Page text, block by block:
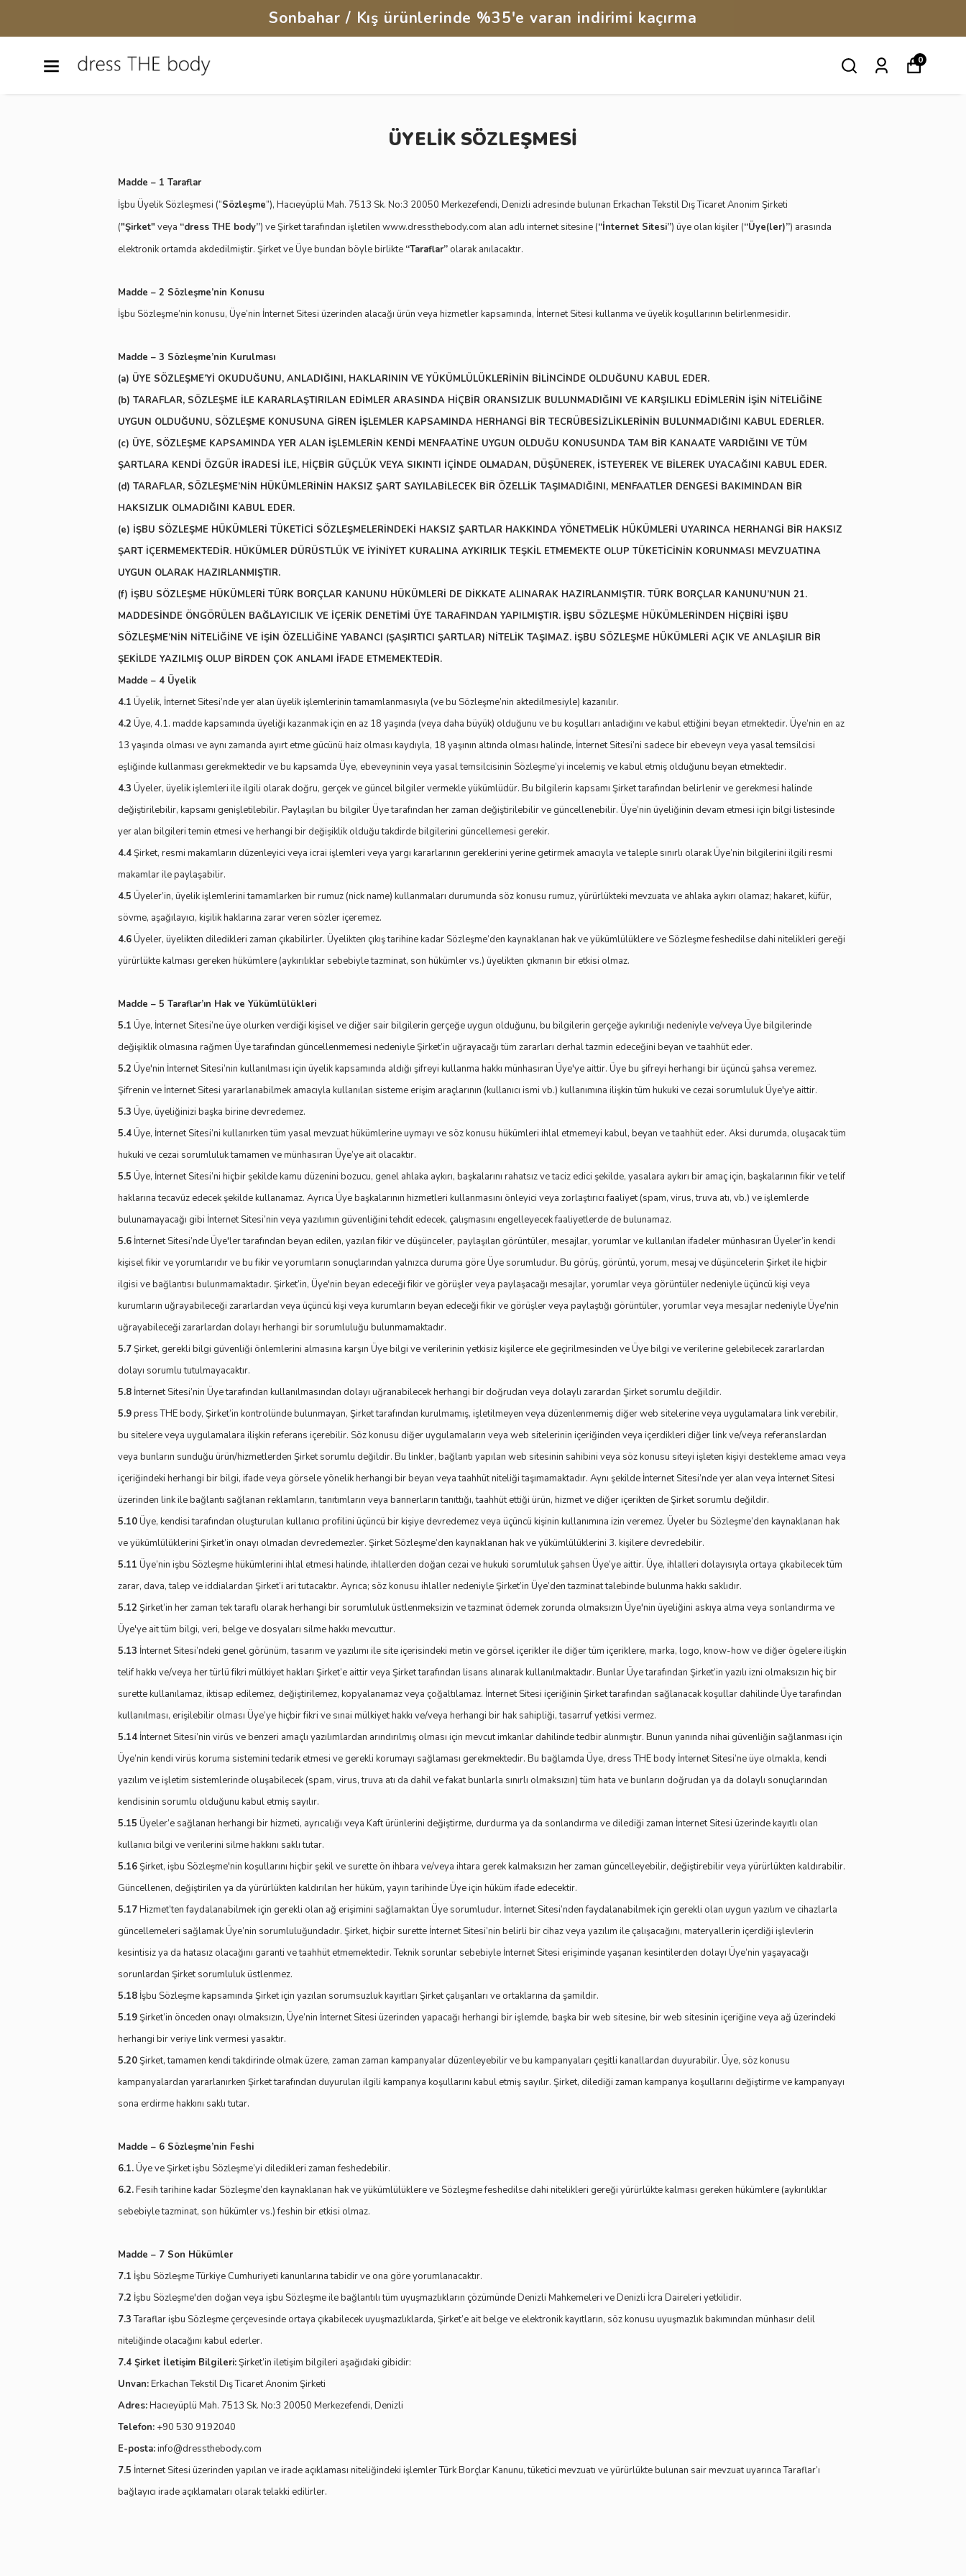
Sonbahar / Kış ürünlerinde %35'e varan indirimi kaçırma
0
ÜYELİK SÖZLEŞMESİ
Madde – 1 Taraflar
İşbu Üyelik Sözleşmesi (“Sözleşme”), Hacıeyüplü Mah. 7513 Sk. No:3 20050 Merkezefendi, Denizli adresinde bulunan Erkachan Tekstil Dış Ticaret Anonim Şirketi
("Şirket" veya “dress THE body”) ve Şirket tarafından işletilen www.dressthebody.com alan adlı internet sitesine (“İnternet Sitesi”) üye olan kişiler (“Üye(ler)”) arasında
elektronik ortamda akdedilmiştir. Şirket ve Üye bundan böyle birlikte “Taraflar” olarak anılacaktır.
Madde – 2 Sözleşme’nin Konusu
İşbu Sözleşme’nin konusu, Üye’nin İnternet Sitesi üzerinden alacağı ürün veya hizmetler kapsamında, İnternet Sitesi kullanma ve üyelik koşullarının belirlenmesidir.
Madde – 3 Sözleşme’nin Kurulması
(a) ÜYE SÖZLEŞME’Yİ OKUDUĞUNU, ANLADIĞINI, HAKLARININ VE YÜKÜMLÜLÜKLERİNİN BİLİNCİNDE OLDUĞUNU KABUL EDER.
(b) TARAFLAR, SÖZLEŞME İLE KARARLAŞTIRILAN EDİMLER ARASINDA HİÇBİR ORANSIZLIK BULUNMADIĞINI VE KARŞILIKLI EDİMLERİN İŞİN NİTELİĞİNE
UYGUN OLDUĞUNU, SÖZLEŞME KONUSUNA GİREN İŞLEMLER KAPSAMINDA HERHANGİ BİR TECRÜBESİZLİKLERİNİN BULUNMADIĞINI KABUL EDERLER.
(c) ÜYE, SÖZLEŞME KAPSAMINDA YER ALAN İŞLEMLERİN KENDİ MENFAATİNE UYGUN OLDUĞU KONUSUNDA TAM BİR KANAATE VARDIĞINI VE TÜM
ŞARTLARA KENDİ ÖZGÜR İRADESİ İLE, HİÇBİR GÜÇLÜK VEYA SIKINTI İÇİNDE OLMADAN, DÜŞÜNEREK, İSTEYEREK VE BİLEREK UYACAĞINI KABUL EDER.
(d) TARAFLAR, SÖZLEŞME’NİN HÜKÜMLERİNİN HAKSIZ ŞART SAYILABİLECEK BİR ÖZELLİK TAŞIMADIĞINI, MENFAATLER DENGESİ BAKIMINDAN BİR
HAKSIZLIK OLMADIĞINI KABUL EDER.
(e) İŞBU SÖZLEŞME HÜKÜMLERİ TÜKETİCİ SÖZLEŞMELERİNDEKİ HAKSIZ ŞARTLAR HAKKINDA YÖNETMELİK HÜKÜMLERİ UYARINCA HERHANGİ BİR HAKSIZ
ŞART İÇERMEMEKTEDİR. HÜKÜMLER DÜRÜSTLÜK VE İYİNİYET KURALINA AYKIRILIK TEŞKİL ETMEMEKTE OLUP TÜKETİCİNİN KORUNMASI MEVZUATINA
UYGUN OLARAK HAZIRLANMIŞTIR.
(f) İŞBU SÖZLEŞME HÜKÜMLERİ TÜRK BORÇLAR KANUNU HÜKÜMLERİ DE DİKKATE ALINARAK HAZIRLANMIŞTIR. TÜRK BORÇLAR KANUNU’NUN 21.
MADDESİNDE ÖNGÖRÜLEN BAĞLAYICILIK VE İÇERİK DENETİMİ ÜYE TARAFINDAN YAPILMIŞTIR. İŞBU SÖZLEŞME HÜKÜMLERİNDEN HİÇBİRİ İŞBU
SÖZLEŞME’NİN NİTELİĞİNE VE İŞİN ÖZELLİĞİNE YABANCI (ŞAŞIRTICI ŞARTLAR) NİTELİK TAŞIMAZ. İŞBU SÖZLEŞME HÜKÜMLERİ AÇIK VE ANLAŞILIR BİR
ŞEKİLDE YAZILMIŞ OLUP BİRDEN ÇOK ANLAMI İFADE ETMEMEKTEDİR.
Madde – 4 Üyelik
4.1 Üyelik, İnternet Sitesi’nde yer alan üyelik işlemlerinin tamamlanmasıyla (ve bu Sözleşme’nin aktedilmesiyle) kazanılır.
4.2 Üye, 4.1. madde kapsamında üyeliği kazanmak için en az 18 yaşında (veya daha büyük) olduğunu ve bu koşulları anladığını ve kabul ettiğini beyan etmektedir. Üye’nin en az
13 yaşında olması ve aynı zamanda ayırt etme gücünü haiz olması kaydıyla, 18 yaşının altında olması halinde, İnternet Sitesi’ni sadece bir ebeveyn veya yasal temsilcisi
eşliğinde kullanması gerekmektedir ve bu kapsamda Üye, ebeveyninin veya yasal temsilcisinin Sözleşme’yi incelemiş ve kabul etmiş olduğunu beyan etmektedir.
4.3 Üyeler, üyelik işlemleri ile ilgili olarak doğru, gerçek ve güncel bilgiler vermekle yükümlüdür. Bu bilgilerin kapsamı Şirket tarafından belirlenir ve gerekmesi halinde
değiştirilebilir, kapsamı genişletilebilir. Paylaşılan bu bilgiler Üye tarafından her zaman değiştirilebilir ve güncellenebilir. Üye’nin üyeliğinin devam etmesi için bilgi listesinde
yer alan bilgileri temin etmesi ve herhangi bir değişiklik olduğu takdirde bilgilerini güncellemesi gerekir.
4.4Şirket, resmi makamların düzenleyici veya icrai işlemleri veya yargı kararlarının gereklerini yerine getirmek amacıyla ve taleple sınırlı olarak Üye’nin bilgilerini ilgili resmi
makamlar ile paylaşabilir.
4.5 Üyeler’in, üyelik işlemlerini tamamlarken bir rumuz (nick name) kullanmaları durumunda söz konusu rumuz, yürürlükteki mevzuata ve ahlaka aykırı olamaz; hakaret, küfür,
sövme, aşağılayıcı, kişilik haklarına zarar veren sözler içeremez.
4.6Üyeler, üyelikten diledikleri zaman çıkabilirler. Üyelikten çıkış tarihine kadar Sözleşme’den kaynaklanan hak ve yükümlülüklere ve Sözleşme feshedilse dahi nitelikleri gereği
yürürlükte kalması gereken hükümlere (aykırılıklar sebebiyle tazminat, son hükümler vs.) üyelikten çıkmanın bir etkisi olmaz.
Madde – 5 Taraflar’ın Hak ve Yükümlülükleri
5.1 Üye, İnternet Sitesi’ne üye olurken verdiği kişisel ve diğer sair bilgilerin gerçeğe uygun olduğunu, bu bilgilerin gerçeğe aykırılığı nedeniyle ve/veya Üye bilgilerinde
değişiklik olmasına rağmen Üye tarafından güncellenmemesi nedeniyle Şirket’in uğrayacağı tüm zararları derhal tazmin edeceğini beyan ve taahhüt eder.
5.2 Üye'nin İnternet Sitesi’nin kullanılması için üyelik kapsamında aldığı şifreyi kullanma hakkı münhasıran Üye'ye aittir. Üye bu şifreyi herhangi bir üçüncü şahsa veremez.
Şifrenin ve İnternet Sitesi yararlanabilmek amacıyla kullanılan sisteme erişim araçlarının (kullanıcı ismi vb.) kullanımına ilişkin tüm hukuki ve cezai sorumluluk Üye'ye aittir.
5.3 Üye, üyeliğinizi başka birine devredemez.
5.4Üye, İnternet Sitesi’ni kullanırken tüm yasal mevzuat hükümlerine uymayı ve söz konusu hükümleri ihlal etmemeyi kabul, beyan ve taahhüt eder. Aksi durumda, oluşacak tüm
hukuki ve cezai sorumluluk tamamen ve münhasıran Üye’ye ait olacaktır.
5.5 Üye, İnternet Sitesi’ni hiçbir şekilde kamu düzenini bozucu, genel ahlaka aykırı, başkalarını rahatsız ve taciz edici şekilde, yasalara aykırı bir amaç için, başkalarının fikir ve telif
haklarına tecavüz edecek şekilde kullanamaz. Ayrıca Üye başkalarının hizmetleri kullanmasını önleyici veya zorlaştırıcı faaliyet (spam, virus, truva atı, vb.) ve işlemlerde
bulunamayacağı gibi İnternet Sitesi’nin veya yazılımın güvenliğini tehdit edecek, çalışmasını engelleyecek faaliyetlerde de bulunamaz.
5.6 İnternet Sitesi’nde Üye'ler tarafından beyan edilen, yazılan fikir ve düşünceler, paylaşılan görüntüler, mesajlar, yorumlar ve kullanılan ifadeler münhasıran Üyeler’in kendi
kişisel fikir ve yorumlarıdır ve bu fikir ve yorumların sonuçlarından yalnızca duruma göre Üye sorumludur. Bu görüş, görüntü, yorum, mesaj ve düşüncelerin Şirket ile hiçbir
ilgisi ve bağlantısı bulunmamaktadır. Şirket’in, Üye'nin beyan edeceği fikir ve görüşler veya paylaşacağı mesajlar, yorumlar veya görüntüler nedeniyle üçüncü kişi veya
kurumların uğrayabileceği zararlardan veya üçüncü kişi veya kurumların beyan edeceği fikir ve görüşler veya paylaştığı görüntüler, yorumlar veya mesajlar nedeniyle Üye'nin
uğrayabileceği zararlardan dolayı herhangi bir sorumluluğu bulunmamaktadır.
5.7Şirket, gerekli bilgi güvenliği önlemlerini almasına karşın Üye bilgi ve verilerinin yetkisiz kişilerce ele geçirilmesinden ve Üye bilgi ve verilerine gelebilecek zararlardan
dolayı sorumlu tutulmayacaktır.
5.8 İnternet Sitesi’nin Üye tarafından kullanılmasından dolayı uğranabilecek herhangi bir doğrudan veya dolaylı zarardan Şirket sorumlu değildir.
5.9press THE body, Şirket’in kontrolünde bulunmayan, Şirket tarafından kurulmamış, işletilmeyen veya düzenlenmemiş diğer web sitelerine veya uygulamalara link verebilir,
bu sitelere veya uygulamalara ilişkin referans içerebilir. Söz konusu diğer uygulamaların veya web sitelerinin içeriğinden veya içerdikleri diğer link ve/veya referanslardan
veya bunların sunduğu ürün/hizmetlerden Şirket sorumlu değildir. Bu linkler, bağlantı yapılan web sitesinin sahibini veya söz konusu siteyi işleten kişiyi destekleme amacı veya
içeriğindeki herhangi bir bilgi, ifade veya görsele yönelik herhangi bir beyan veya taahhüt niteliği taşımamaktadır. Aynı şekilde İnternet Sitesi’nde yer alan veya İnternet Sitesi
üzerinden link ile bağlantı sağlanan reklamların, tanıtımların veya bannerların tanıttığı, taahhüt ettiği ürün, hizmet ve diğer içerikten de Şirket sorumlu değildir.
5.10Üye, kendisi tarafından oluşturulan kullanıcı profilini üçüncü bir kişiye devredemez veya üçüncü kişinin kullanımına izin veremez. Üyeler bu Sözleşme’den kaynaklanan hak
ve yükümlülüklerini Şirket’in onayı olmadan devredemezler. Şirket Sözleşme’den kaynaklanan hak ve yükümlülüklerini 3. kişilere devredebilir.
5.11 Üye’nin işbu Sözleşme hükümlerini ihlal etmesi halinde, ihlallerden doğan cezai ve hukuki sorumluluk şahsen Üye’ye aittir. Üye, ihlalleri dolayısıyla ortaya çıkabilecek tüm
zarar, dava, talep ve iddialardan Şirket’i ari tutacaktır. Ayrıca; söz konusu ihlaller nedeniyle Şirket’in Üye’den tazminat talebinde bulunma hakkı saklıdır.
5.12 Şirket’in her zaman tek taraflı olarak herhangi bir sorumluluk üstlenmeksizin ve tazminat ödemek zorunda olmaksızın Üye'nin üyeliğini askıya alma veya sonlandırma ve
Üye'ye ait tüm bilgi, veri, belge ve dosyaları silme hakkı mevcuttur.
5.13 İnternet Sitesi’ndeki genel görünüm, tasarım ve yazılımı ile site içerisindeki metin ve görsel içerikler ile diğer tüm içeriklere, marka, logo, know-how ve diğer ögelere ilişkin
telif hakkı ve/veya her türlü fikri mülkiyet hakları Şirket’e aittir veya Şirket tarafından lisans alınarak kullanılmaktadır. Bunlar Üye tarafından Şirket’in yazılı izni olmaksızın hiç bir
surette kullanılamaz, iktisap edilemez, değiştirilemez, kopyalanamaz veya çoğaltılamaz. İnternet Sitesi içeriğinin Şirket tarafından sağlanacak koşullar dahilinde Üye tarafından
kullanılması, erişilebilir olması Üye’ye hiçbir fikri ve sınai mülkiyet hakkı ve/veya herhangi bir hak sahipliği, tasarruf yetkisi vermez.
5.14 İnternet Sitesi’nin virüs ve benzeri amaçlı yazılımlardan arındırılmış olması için mevcut imkanlar dahilinde tedbir alınmıştır. Bunun yanında nihai güvenliğin sağlanması için
Üye’nin kendi virüs koruma sistemini tedarik etmesi ve gerekli korumayı sağlaması gerekmektedir. Bu bağlamda Üye, dress THE body İnternet Sitesi’ne üye olmakla, kendi
yazılım ve işletim sistemlerinde oluşabilecek (spam, virus, truva atı da dahil ve fakat bunlarla sınırlı olmaksızın) tüm hata ve bunların doğrudan ya da dolaylı sonuçlarından
kendisinin sorumlu olduğunu kabul etmiş sayılır.
5.15 Üyeler’e sağlanan herhangi bir hizmeti, ayrıcalığı veya Kaft ürünlerini değiştirme, durdurma ya da sonlandırma ve dilediği zaman İnternet Sitesi üzerinde kayıtlı olan
kullanıcı bilgi ve verilerini silme hakkını saklı tutar.
5.16Şirket, işbu Sözleşme'nin koşullarını hiçbir şekil ve surette ön ihbara ve/veya ihtara gerek kalmaksızın her zaman güncelleyebilir, değiştirebilir veya yürürlükten kaldırabilir.
Güncellenen, değiştirilen ya da yürürlükten kaldırılan her hüküm, yayın tarihinde Üye için hüküm ifade edecektir.
5.17Hizmet’ten faydalanabilmek için gerekli olan ağ erişimini sağlamaktan Üye sorumludur. İnternet Sitesi’nden faydalanabilmek için gerekli olan uygun yazılım ve cihazlarla
güncellemeleri sağlamak Üye’nin sorumluluğundadır. Şirket, hiçbir surette İnternet Sitesi’nin belirli bir cihaz veya yazılım ile çalışacağını, materyallerin içerdiği işlevlerin
kesintisiz ya da hatasız olacağını garanti ve taahhüt etmemektedir. Teknik sorunlar sebebiyle İnternet Sitesi erişiminde yaşanan kesintilerden dolayı Üye’nin yaşayacağı
sorunlardan Şirket sorumluluk üstlenmez.
5.18 İşbu Sözleşme kapsamında Şirket için yazılan sorumsuzluk kayıtları Şirket çalışanları ve ortaklarına da şamildir.
5.19Şirket’in önceden onayı olmaksızın, Üye’nin İnternet Sitesi üzerinden yapacağı herhangi bir işlemde, başka bir web sitesine, bir web sitesinin içeriğine veya ağ üzerindeki
herhangi bir veriye link vermesi yasaktır.
5.20Şirket, tamamen kendi takdirinde olmak üzere, zaman zaman kampanyalar düzenleyebilir ve bu kampanyaları çeşitli kanallardan duyurabilir. Üye, söz konusu
kampanyalardan yararlanırken Şirket tarafından duyurulan ilgili kampanya koşullarını kabul etmiş sayılır. Şirket, dilediği zaman kampanya koşullarını değiştirme ve kampanyayı
sona erdirme hakkını saklı tutar.
Madde – 6 Sözleşme’nin Feshi
6.1.Üye ve Şirket işbu Sözleşme’yi diledikleri zaman feshedebilir.
6.2.Fesih tarihine kadar Sözleşme’den kaynaklanan hak ve yükümlülüklere ve Sözleşme feshedilse dahi nitelikleri gereği yürürlükte kalması gereken hükümlere (aykırılıklar
sebebiyle tazminat, son hükümler vs.) feshin bir etkisi olmaz.
Madde – 7 Son Hükümler
7.1 İşbu Sözleşme Türkiye Cumhuriyeti kanunlarına tabidir ve ona göre yorumlanacaktır.
7.2 İşbu Sözleşme'den doğan veya işbu Sözleşme ile bağlantılı tüm uyuşmazlıkların çözümünde Denizli Mahkemeleri ve Denizli İcra Daireleri yetkilidir.
7.3Taraflar işbu Sözleşme çerçevesinde ortaya çıkabilecek uyuşmazlıklarda, Şirket’e ait belge ve elektronik kayıtların, söz konusu uyuşmazlık bakımından münhasır delil
niteliğinde olacağını kabul ederler.
7.4 Şirket İletişim Bilgileri:Şirket’in iletişim bilgileri aşağıdaki gibidir:
Unvan:Erkachan Tekstil Dış Ticaret Anonim Şirketi
Adres:Hacıeyüplü Mah. 7513 Sk. No:3 20050 Merkezefendi, Denizli
Telefon: +90 530 9192040
E-posta:info@dressthebody.com
7.5 İnternet Sitesi üzerinden yapılan ve irade açıklaması niteliğindeki işlemler Türk Borçlar Kanunu, tüketici mevzuatı ve yürürlükte bulunan sair mevzuat uyarınca Taraflar’ı
bağlayıcı irade açıklamaları olarak telakki edilirler.